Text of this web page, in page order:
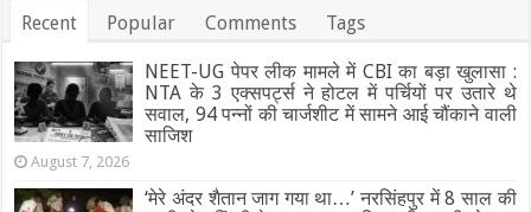
Recent Popular Comments Tags
NEET-UG पेपर लीक मामले में CBI का बड़ा खुलासा :
NTA के 3 एक्सपर्ट्स ने होटल में पर्चियों पर उतारे थे
सवाल, 94 पन्नों की चार्जशीट में सामने आई चौंकाने वाली
साजिश
August 7, 2026
‘मेरे अंदर शैतान जाग गया था…’ नरसिंहपुर में 8 साल की